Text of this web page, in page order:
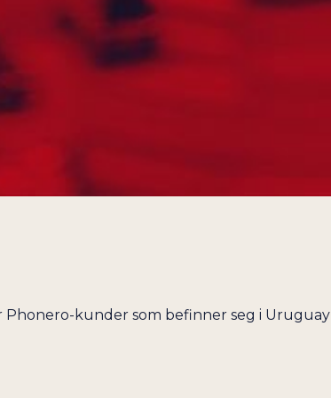
REPUBLIKK
kunder som befinner seg i Uruguay